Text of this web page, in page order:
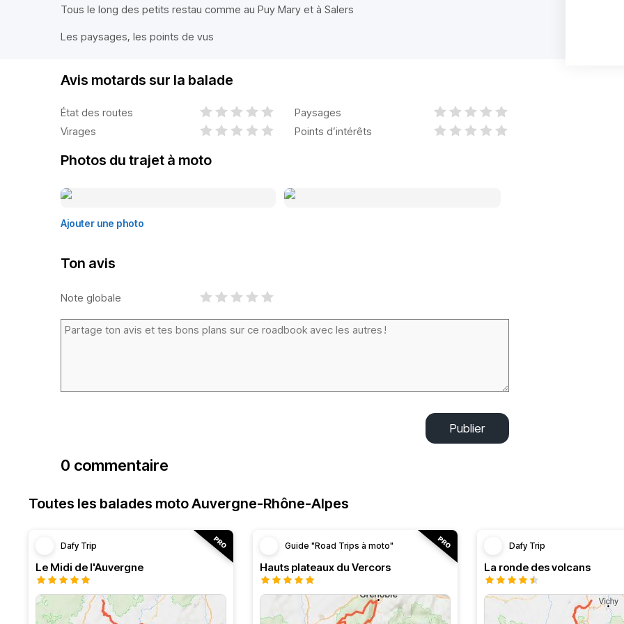
Tous le long des petits restau comme au Puy Mary et à Salers
Les paysages, les points de vus
Avis motards sur la balade
État des routes
Paysages
Virages
Points d’intérêts
Photos du trajet à moto
Ajouter une photo
Ton avis
Note globale
Publier
0 commentaire
Toutes les balades moto Auvergne-Rhône-Alpes
Dafy Trip
Le Midi de l'Auvergne
Guide "Road Trips à moto"
Hauts plateaux du Vercors
Dafy Trip
La ronde des volcans